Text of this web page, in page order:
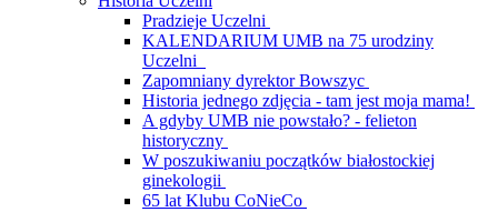
Pradzieje Uczelni
KALENDARIUM UMB na 75 urodziny
Uczelni
Zapomniany dyrektor Bowszyc
Historia jednego zdjęcia - tam jest moja mama!
A gdyby UMB nie powstało? - felieton
historyczny
W poszukiwaniu początków białostockiej
ginekologii
65 lat Klubu CoNieCo